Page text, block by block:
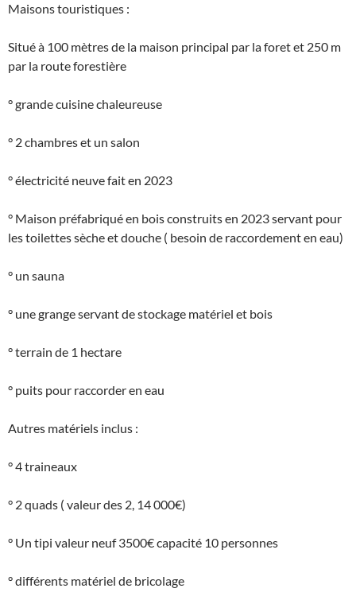
Maisons touristiques :
Situé à 100 mètres de la maison principal par la foret et 250 m
par la route forestière
° grande cuisine chaleureuse
° 2 chambres et un salon
° électricité neuve fait en 2023
° Maison préfabriqué en bois construits en 2023 servant pour
les toilettes sèche et douche ( besoin de raccordement en eau)
° un sauna
° une grange servant de stockage matériel et bois
° terrain de 1 hectare
° puits pour raccorder en eau
Autres matériels inclus :
° 4 traineaux
° 2 quads ( valeur des 2, 14 000€)
° Un tipi valeur neuf 3500€ capacité 10 personnes
° différents matériel de bricolage